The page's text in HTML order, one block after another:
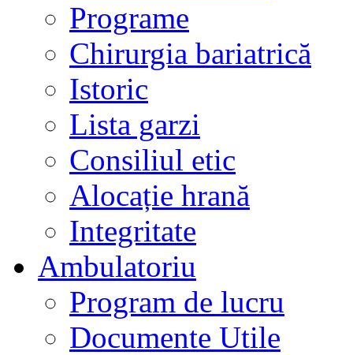
Programe
Chirurgia bariatrică
Istoric
Lista garzi
Consiliul etic
Alocație hrană
Integritate
Ambulatoriu
Program de lucru
Documente Utile